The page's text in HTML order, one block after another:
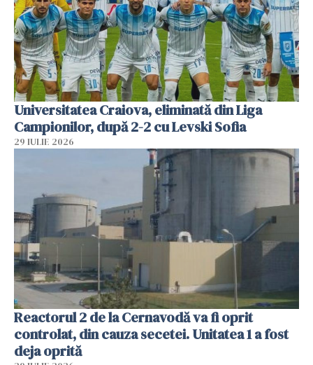
Universitatea Craiova, eliminată din Liga
Campionilor, după 2-2 cu Levski Sofia
29 IULIE 2026
Reactorul 2 de la Cernavodă va fi oprit
controlat, din cauza secetei. Unitatea 1 a fost
deja oprită